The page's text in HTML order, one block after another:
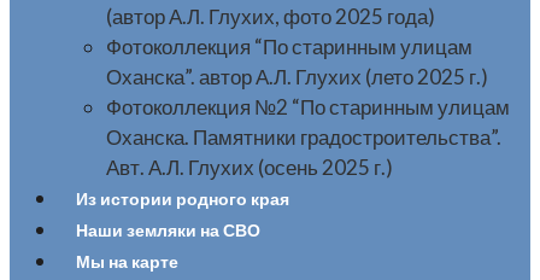
(автор А.Л. Глухих, фото 2025 года)
Фотоколлекция “По старинным улицам
Оханска”. автор А.Л. Глухих (лето 2025 г.)
Фотоколлекция №2 “По старинным улицам
Оханска. Памятники градостроительства”.
Авт. А.Л. Глухих (осень 2025 г.)
Из истории родного края
Наши земляки на СВО
Мы на карте